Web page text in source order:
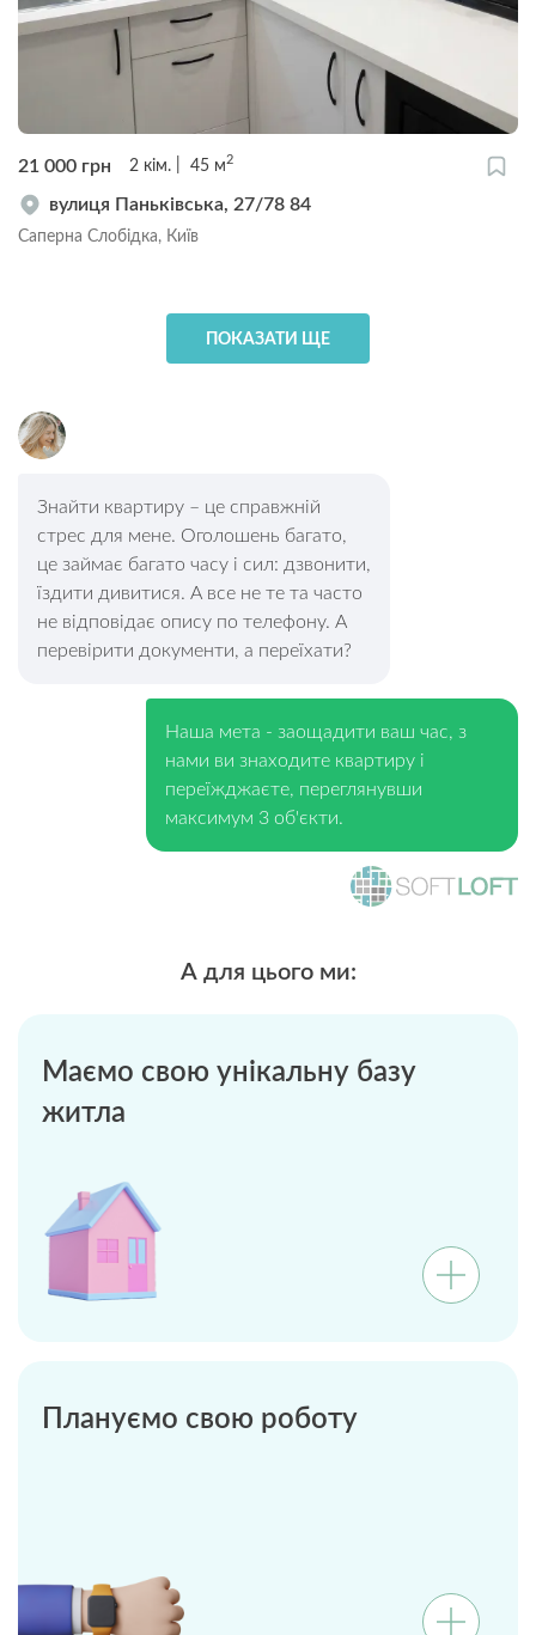
21 000 грн 2 кім. 45 м2
вулиця Паньківська, 27/78 84
Саперна Слобідка, Київ
ПОКАЗАТИ ЩЕ
Знайти квартиру – це справжній
стрес для мене. Оголошень багато,
це займає багато часу і сил: дзвонити,
їздити дивитися. А все не те та часто
не відповідає опису по телефону. А
перевірити документи, а переїхати?
Наша мета - заощадити ваш час, з
нами ви знаходите квартиру і
переїжджаєте, переглянувши
максимум 3 об'єкти.
А для цього ми:
Маємо свою унікальну базу
житла
Плануємо свою роботу